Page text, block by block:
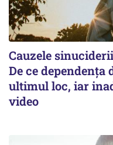
Cauzele
De ce dependența
ultimul loc, iar
video